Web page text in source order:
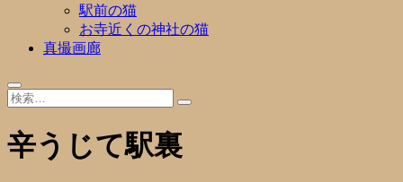
駅前の猫
お寺近くの神社の猫
真撮画廊
辛うじて駅裏